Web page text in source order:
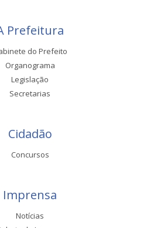
Prefeitura
do Prefeito
Organograma
Legislação
Secretarias
Cidadão
Concursos
Imprensa
Notícias